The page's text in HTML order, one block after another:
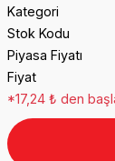
Kategori
Stok Kodu
Piyasa Fiyatı
Fiyat
*17,24 ₺ den